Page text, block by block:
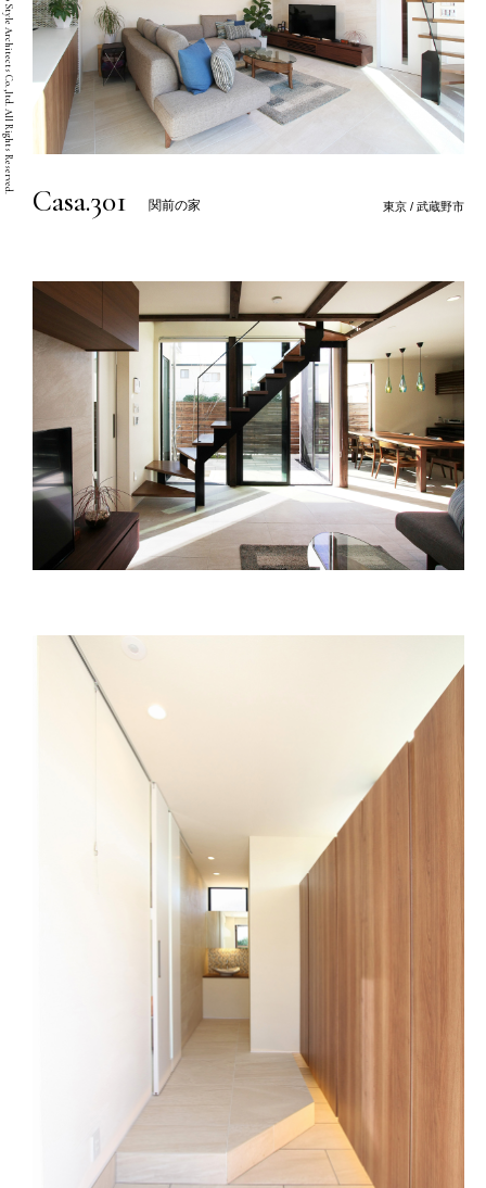
Copyright © Two Style Architects Co.,ltd. All Rights Reserved.
Casa.301 関前の家 東京 / 武蔵野市